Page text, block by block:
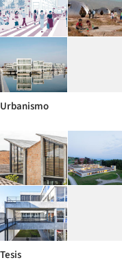
Urbanismo
Tesis